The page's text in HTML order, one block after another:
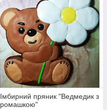
Імбирний пряник "Ведмедик з
ромашкою"